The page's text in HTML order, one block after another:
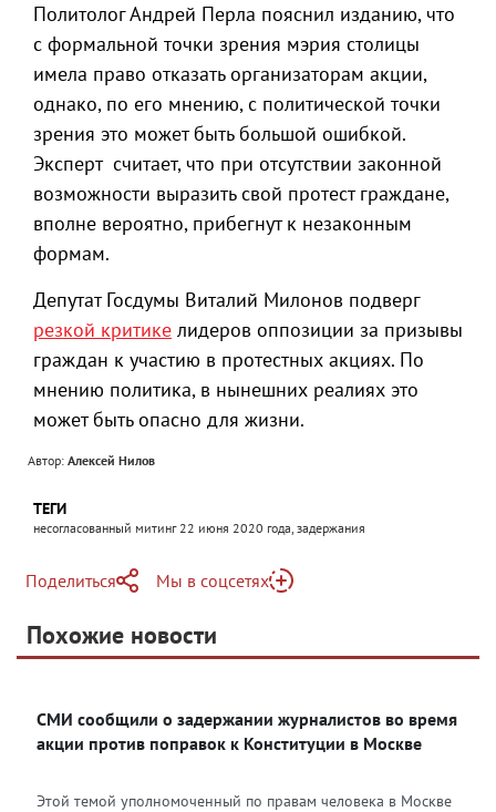
Политолог Андрей Перла пояснил изданию, что
с формальной точки зрения мэрия столицы
имела право отказать организаторам акции,
однако, по его мнению, с политической точки
зрения это может быть большой ошибкой.
Эксперт считает, что при отсутствии законной
возможности выразить свой протест граждане,
вполне вероятно, прибегнут к незаконным
формам.
Депутат Госдумы Виталий Милонов подверг
резкой критике лидеров оппозиции за призывы
граждан к участию в протестных акциях. По
мнению политика, в нынешних реалиях это
может быть опасно для жизни.
Автор: Алексей Нилов
ТЕГИ
несогласованный митинг 22 июня 2020 года, задержания
Поделиться
Telegram
Одноклассники
Мы в соцсетях
Яндекс Дзен
Похожие новости
СМИ сообщили о задержании журналистов во время
акции против поправок к Конституции в Москве
Этой темой уполномоченный по правам человека в Москве